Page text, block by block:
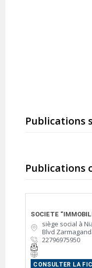
Publications
Publications
SOCIETE
siège social à
Blvd
22796975950
CONSULTER LA